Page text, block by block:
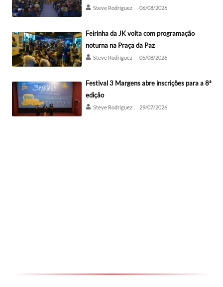
Steve Rodríguez 06/08/2026
Feirinha da JK volta com programação
noturna na Praça da Paz
Steve Rodríguez 05/08/2026
Festival 3 Margens abre inscrições para a 8ª
edição
Steve Rodríguez 29/07/2026